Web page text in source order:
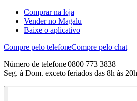
Comprar na loja
Vender no Magalu
Baixe o aplicativo
Compre pelo telefoneCompre pelo chat
Número de telefone 0800 773 3838
Seg. à Dom. exceto feriados das 8h às 20h